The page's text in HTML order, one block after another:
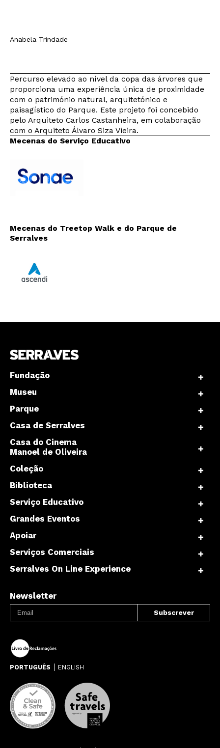
Anabela Trindade
Percurso elevado ao nível da copa das árvores que
proporciona uma experiência única de proximidade
com o património natural, arquitetónico e
paisagístico do Parque. Este projeto foi concebido
pelo Arquiteto Carlos Castanheira, em colaboração
com o Arquiteto Álvaro Siza Vieira.
Mecenas do Serviço Educativo
Mecenas do Treetop Walk e do Parque de
Serralves
Fundação
Museu
Parque
Casa de Serralves
Casa do Cinema
Manoel de Oliveira
Coleção
Biblioteca
Serviço Educativo
Grandes Eventos
Apoiar
Serviços Comerciais
Serralves On Line Experience
Newsletter
PORTUGUÊS ENGLISH
Newsletter